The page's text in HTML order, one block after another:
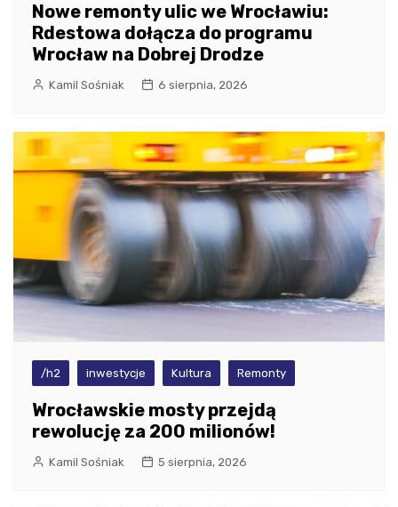
Nowe remonty ulic we Wrocławiu:
Rdestowa dołącza do programu
Wrocław na Dobrej Drodze
Kamil Sośniak 6 sierpnia, 2026
/h2 inwestycje Kultura Remonty
Wrocławskie mosty przejdą
rewolucję za 200 milionów!
Kamil Sośniak 5 sierpnia, 2026